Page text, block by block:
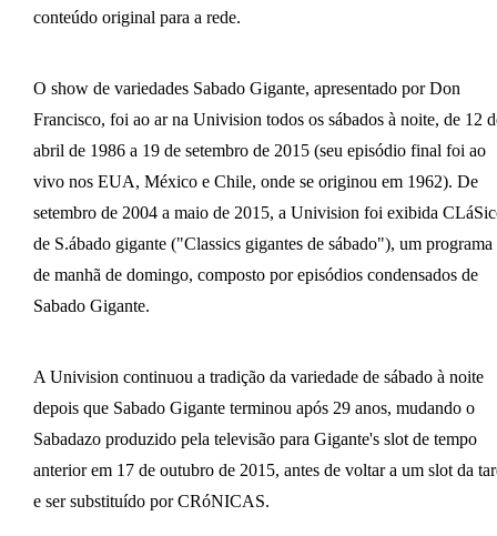
conteúdo original para a rede.
O show de variedades Sabado Gigante, apresentado por Don
Francisco, foi ao ar na Univision todos os sábados à noite, de 12
abril de 1986 a 19 de setembro de 2015 (seu episódio final foi ao
vivo nos EUA, México e Chile, onde se originou em 1962). De
setembro de 2004 a maio de 2015, a Univision foi exibida
de S.ábado gigante ("Classics gigantes de sábado"), um programa
de manhã de domingo, composto por episódios condensados ​​de
Sabado Gigante.
A Univision continuou a tradição da variedade de sábado à noite
depois que Sabado Gigante terminou após 29 anos, mudando o
Sabadazo produzido pela televisão para Gigante's slot de tempo
anterior em 17 de outubro de 2015, antes de voltar a um slot da
e ser substituído por CRóNICAS.